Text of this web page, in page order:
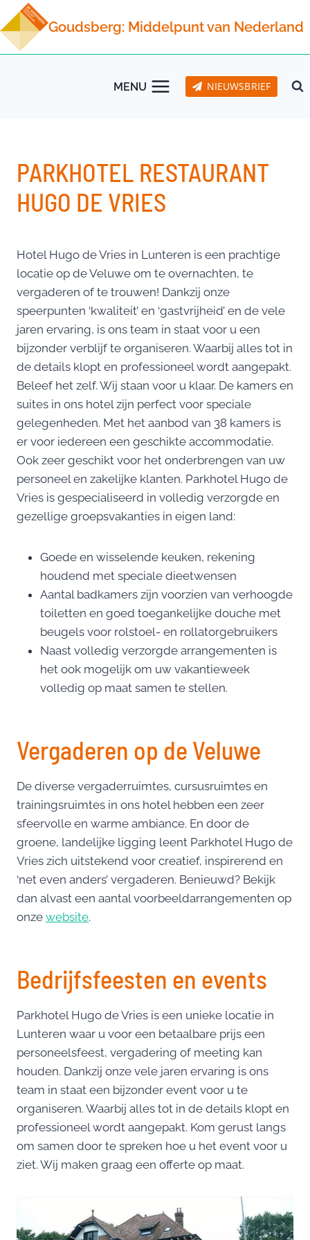
Doorgaan
naar
inhoud
Goudsberg: Middelpunt van Nederland
MENU NIEUWSBRIEF
PARKHOTEL RESTAURANT
HUGO DE VRIES
Hotel Hugo de Vries in Lunteren is een prachtige
locatie op de Veluwe om te overnachten, te
vergaderen of te trouwen! Dankzij onze
speerpunten ‘kwaliteit’ en ‘gastvrijheid’ en de vele
jaren ervaring, is ons team in staat voor u een
bijzonder verblijf te organiseren. Waarbij alles tot in
de details klopt en professioneel wordt aangepakt.
Beleef het zelf. Wij staan voor u klaar. De kamers en
suites in ons hotel zijn perfect voor speciale
gelegenheden. Met het aanbod van 38 kamers is
er voor iedereen een geschikte accommodatie.
Ook zeer geschikt voor het onderbrengen van uw
personeel en zakelijke klanten. Parkhotel Hugo de
Vries is gespecialiseerd in volledig verzorgde en
gezellige groepsvakanties in eigen land:
Goede en wisselende keuken, rekening
houdend met speciale dieetwensen
Aantal badkamers zijn voorzien van verhoogde
toiletten en goed toegankelijke douche met
beugels voor rolstoel- en rollatorgebruikers
Naast volledig verzorgde arrangementen is
het ook mogelijk om uw vakantieweek
volledig op maat samen te stellen.
Vergaderen op de Veluwe
De diverse vergaderruimtes, cursusruimtes en
trainingsruimtes in ons hotel hebben een zeer
sfeervolle en warme ambiance. En door de
groene, landelijke ligging leent Parkhotel Hugo de
Vries zich uitstekend voor creatief, inspirerend en
‘net even anders’ vergaderen. Benieuwd? Bekijk
dan alvast een aantal voorbeeldarrangementen op
onze website.
Bedrijfsfeesten en events
Parkhotel Hugo de Vries is een unieke locatie in
Lunteren waar u voor een betaalbare prijs een
personeelsfeest, vergadering of meeting kan
houden. Dankzij onze vele jaren ervaring is ons
team in staat een bijzonder event voor u te
organiseren. Waarbij alles tot in de details klopt en
professioneel wordt aangepakt. Kom gerust langs
om samen door te spreken hoe u het event voor u
ziet. Wij maken graag een offerte op maat.